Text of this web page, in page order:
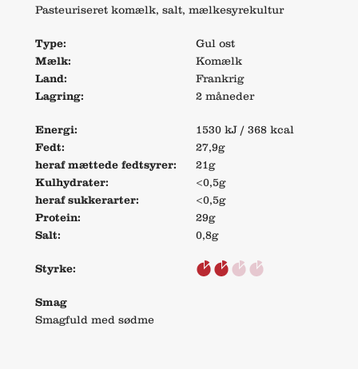
Pasteuriseret komælk, salt, mælkesyrekultur
Type:
Gul ost
Mælk:
Komælk
Land:
Frankrig
Lagring:
2 måneder
Energi:
1530 kJ / 368 kcal
Fedt:
27,9g
heraf mættede fedtsyrer:
21g
Kulhydrater:
<0,5g
heraf sukkerarter:
<0,5g
Protein:
29g
Salt:
0,8g
Styrke:
Smag
Smagfuld med sødme